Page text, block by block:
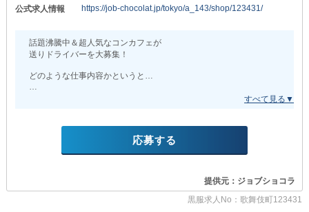
‐いつかは自分のお店を持ちたい
そのような思いのある方にも
《ナディア》は非常にオススメです！
なぜなら【独立支援制度】があり
あなたの挑戦をバックアップできるため◎
それらをきちんとお手伝いするので
希望者さんはぜひご相談ください！
お仕事の資本となる体作りも
公式求人情報
https://job-chocolat.jp/tokyo/a_143/shop/123431/
話題沸騰中＆超人気なコンカフェが
送りドライバーを大募集！
どのような仕事内容かというと…
店舗から自宅付近まで
応募する
提供元：ジョブショコラ
黒服求人No：歌舞伎町123431